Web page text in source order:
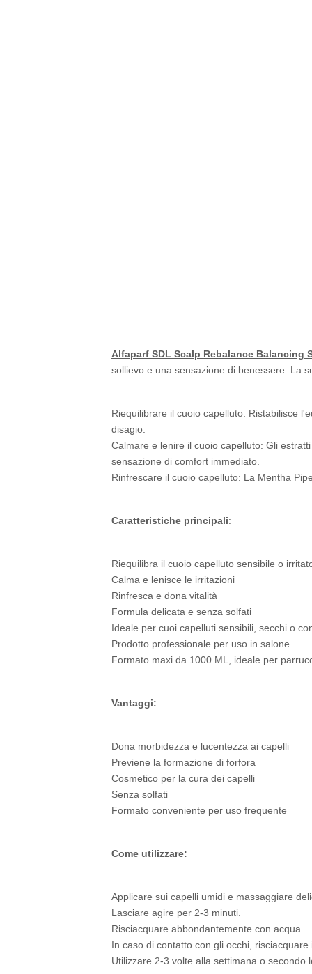
Alfaparf SDL Scalp Rebalance Balancing
sollievo e una sensazione di benessere. La
Riequilibrare il cuoio capelluto: Ristabilisce
disagio.
Calmare e lenire il cuoio capelluto: Gli
sensazione di comfort immediato.
Rinfrescare il cuoio capelluto: La Mentha
Caratteristiche principali:
Riequilibra il cuoio capelluto sensibile o
Calma e lenisce le irritazioni
Rinfresca e dona vitalità
Formula delicata e senza solfati
Ideale per cuoi capelluti sensibili, secchi o
Prodotto professionale per uso in salone
Formato maxi da 1000 ML, ideale per
Vantaggi:
Dona morbidezza e lucentezza ai capelli
Previene la formazione di forfora
Cosmetico per la cura dei capelli
Senza solfati
Formato conveniente per uso frequente
Come utilizzare:
Applicare sui capelli umidi e massaggiare
Lasciare agire per 2-3 minuti.
Risciacquare abbondantemente con acqua.
In caso di contatto con gli occhi, risciacquare
Utilizzare 2-3 volte alla settimana o secondo